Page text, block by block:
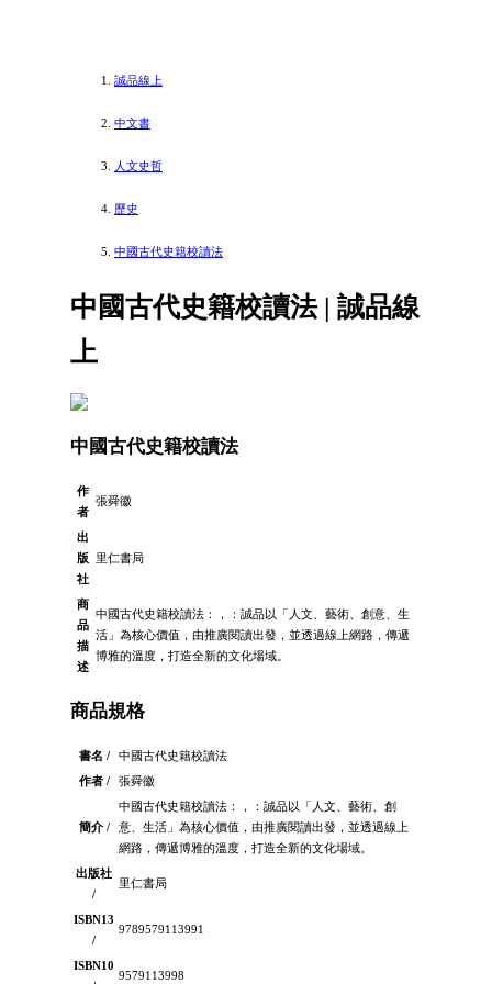
誠品線上
中文書
人文史哲
歷史
中國古代史籍校讀法
中國古代史籍校讀法 | 誠品線
上
中國古代史籍校讀法
作
者
張舜徽
出
版
社
里仁書局
商
品
描
述
中國古代史籍校讀法：，：誠品以「人文、藝術、創意、生
活」為核心價值，由推廣閱讀出發，並透過線上網路，傳遞
博雅的溫度，打造全新的文化場域。
商品規格
書名 /
中國古代史籍校讀法
作者 /
張舜徽
簡介 /
中國古代史籍校讀法：，：誠品以「人文、藝術、創
意、生活」為核心價值，由推廣閱讀出發，並透過線上
網路，傳遞博雅的溫度，打造全新的文化場域。
出版社
/
里仁書局
ISBN13
/
9789579113991
ISBN10
9579113998